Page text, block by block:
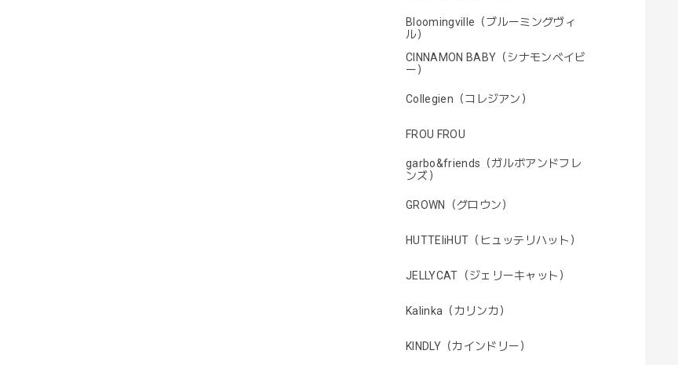
Bloomingville（ブルーミングヴィ
ル）
CINNAMON BABY（シナモンベイビ
ー）
Collegien（コレジアン）
FROU FROU
garbo&friends（ガルボアンドフレ
ンズ）
GROWN（グロウン）
HUTTEliHUT（ヒュッテリハット）
JELLYCAT（ジェリーキャット）
Kalinka（カリンカ）
KINDLY（カインドリー）